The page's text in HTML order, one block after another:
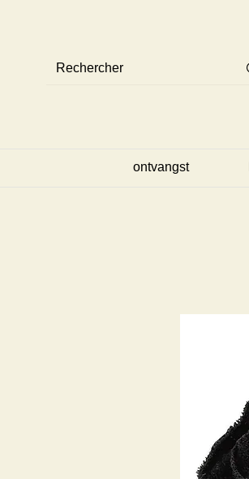
ontvangst